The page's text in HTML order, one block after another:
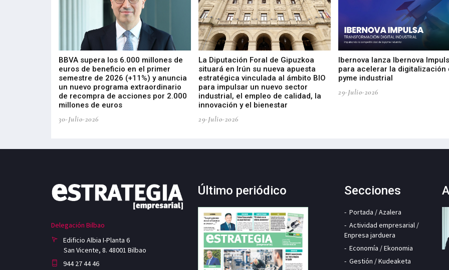
BBVA supera los 6.000 millones de
euros de beneficio en el primer
semestre de 2026 (+11%) y anuncia
un nuevo programa extraordinario
de recompra de acciones por 2.000
millones de euros
30-Julio-2026
La Diputación Foral de Gipuzkoa
situará en Irún su nueva apuesta
estratégica vinculada al ámbito BIO
para impulsar un nuevo sector
industrial, el empleo de calidad, la
innovación y el bienestar
29-Julio-2026
Ibernova lanza Ibernova
para acelerar la digitalización
pyme industrial
29-Julio-2026
Delegación Bilbao
Edificio Albia I-Planta 6
San Vicente, 8. 48001 Bilbao
944 27 44 46
Último periódico Secciones
Portada / Azalera
Actividad empresarial /
Enpresa jarduera
Economía / Ekonomia
Gestión / Kudeaketa